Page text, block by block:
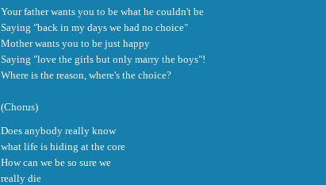
Your father wants you to be what he couldn't be
Saying "back in my days we had no choice"
Mother wants you to be just happy
Saying "love the girls but only marry the boys"!
Where is the reason, where's the choice?
(Chorus)
Does anybody really know
what life is hiding at the core
How can we be so sure we
really die